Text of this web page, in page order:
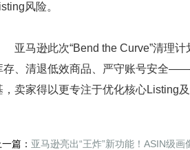
风险。
马逊此次“Bend the Curve”清理计
存、清退低效商品、严守账号安全
，卖家得以更专注于优化核心Listing
篇： 亚马逊亮出“王炸”新功能！ASIN级